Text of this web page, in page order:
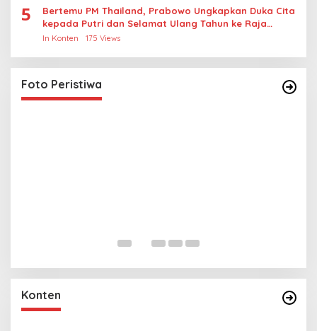
5
Bertemu PM Thailand, Prabowo Ungkapkan Duka Cita
kepada Putri dan Selamat Ulang Tahun ke Raja
Thailand
In Konten 175 Views
Foto Peristiwa
Penembakan Senjata Khusus TNI
In Foto Peristiwa |
Konten